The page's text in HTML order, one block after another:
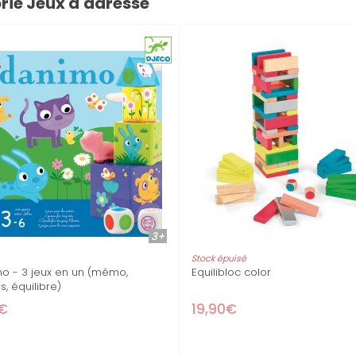
2+
- Mes premiers
Stock épuisé
Coffret de jeux LudoPark Djeco